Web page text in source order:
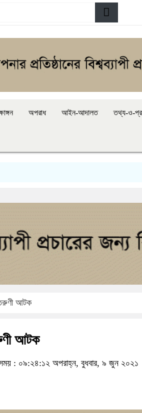
অপরাধ আইন-আদালত তথ্য-ও-
তরুণী আটক
আটক
: ০৯:২৪:১২ অপরাহ্ন, বুধবার, ৯ জুন ২০২১